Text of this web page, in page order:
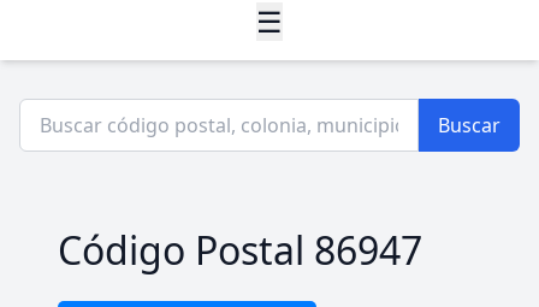
☰
Buscar
Código Postal 86947